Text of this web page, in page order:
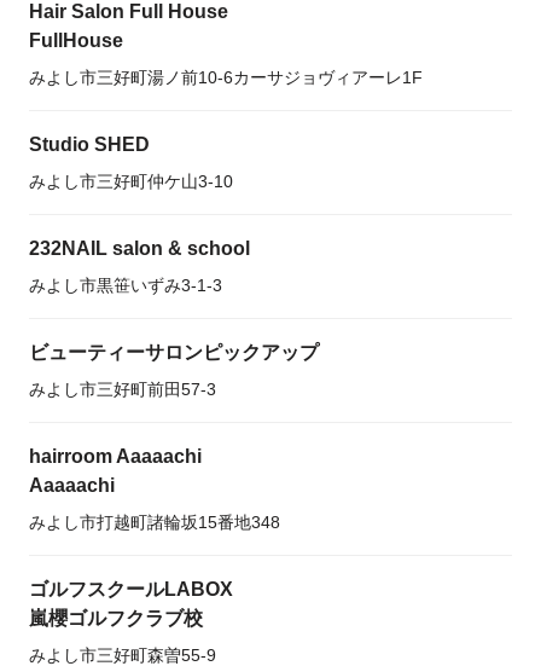
Hair Salon Full House
FullHouse
みよし市三好町湯ノ前10-6カーサジョヴィアーレ1F
Studio SHED
みよし市三好町仲ケ山3-10
232NAIL salon & school
みよし市黒笹いずみ3-1-3
ビューティーサロンピックアップ
みよし市三好町前田57-3
hairroom Aaaaachi
Aaaaachi
みよし市打越町諸輪坂15番地348
ゴルフスクールLABOX
嵐櫻ゴルフクラブ校
みよし市三好町森曽55-9